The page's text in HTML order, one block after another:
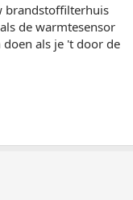
brandstoffilterhuis
de warmtesensor
als je 't door de